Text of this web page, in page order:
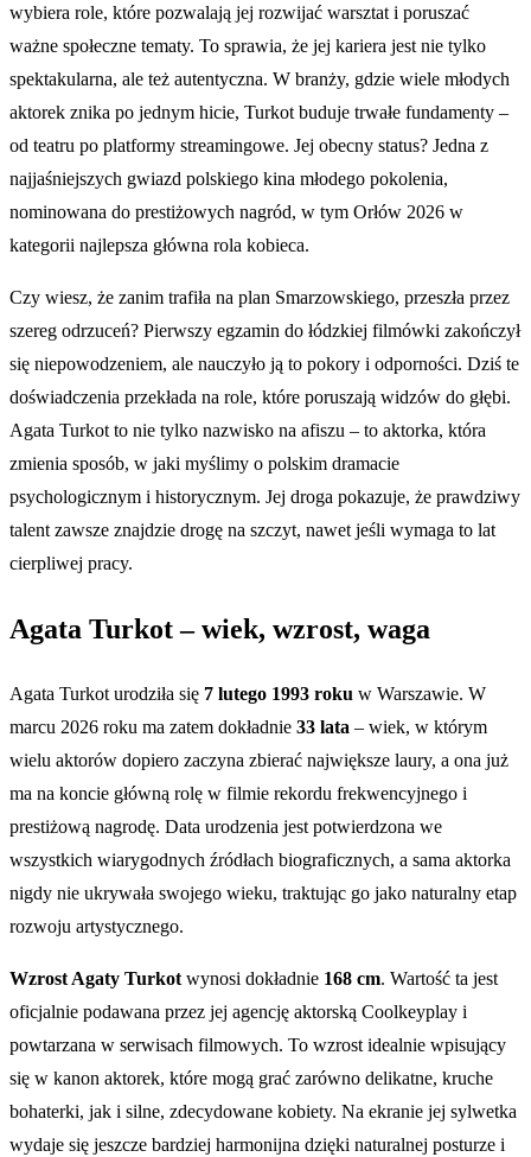
wybiera role, które pozwalają jej rozwijać warsztat i poruszać
ważne społeczne tematy. To sprawia, że jej kariera jest nie tylko
spektakularna, ale też autentyczna. W branży, gdzie wiele młodych
aktorek znika po jednym hicie, Turkot buduje trwałe fundamenty –
od teatru po platformy streamingowe. Jej obecny status? Jedna z
najjaśniejszych gwiazd polskiego kina młodego pokolenia,
nominowana do prestiżowych nagród, w tym Orłów 2026 w
kategorii najlepsza główna rola kobieca.
Czy wiesz, że zanim trafiła na plan Smarzowskiego, przeszła przez
szereg odrzuceń? Pierwszy egzamin do łódzkiej filmówki zakończył
się niepowodzeniem, ale nauczyło ją to pokory i odporności. Dziś te
doświadczenia przekłada na role, które poruszają widzów do głębi.
Agata Turkot to nie tylko nazwisko na afiszu – to aktorka, która
zmienia sposób, w jaki myślimy o polskim dramacie
psychologicznym i historycznym. Jej droga pokazuje, że prawdziwy
talent zawsze znajdzie drogę na szczyt, nawet jeśli wymaga to lat
cierpliwej pracy.
Agata Turkot – wiek, wzrost, waga
Agata Turkot urodziła się 7 lutego 1993 roku w Warszawie. W
marcu 2026 roku ma zatem dokładnie 33 lata – wiek, w którym
wielu aktorów dopiero zaczyna zbierać największe laury, a ona już
ma na koncie główną rolę w filmie rekordu frekwencyjnego i
prestiżową nagrodę. Data urodzenia jest potwierdzona we
wszystkich wiarygodnych źródłach biograficznych, a sama aktorka
nigdy nie ukrywała swojego wieku, traktując go jako naturalny etap
rozwoju artystycznego.
Wzrost Agaty Turkotwynosi dokładnie 168 cm. Wartość ta jest
oficjalnie podawana przez jej agencję aktorską Coolkeyplay i
powtarzana w serwisach filmowych. To wzrost idealnie wpisujący
się w kanon aktorek, które mogą grać zarówno delikatne, kruche
bohaterki, jak i silne, zdecydowane kobiety. Na ekranie jej sylwetka
wydaje się jeszcze bardziej harmonijna dzięki naturalnej posturze i